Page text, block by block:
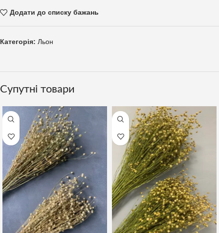
Додати до списку бажань
Категорія: Льон
Супутні товари